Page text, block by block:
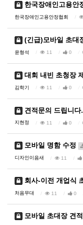
한국장애인고용안
한국장애인고용안정협회
(긴급)모바일 초대
윤형석 11 0
대회 내빈 초청장
김학기 11 0
견적문의 드립니다.
지현정 11 0
모바일 명함 수정
디자인이음새 11
회사-이전 개업식
처음무대 11 0
모바일 초대장 견